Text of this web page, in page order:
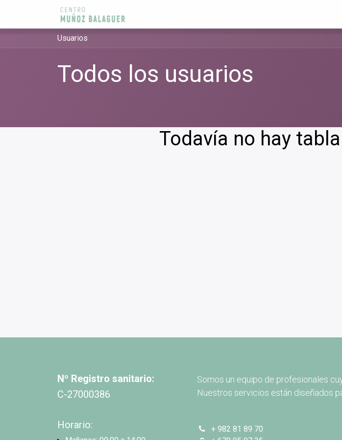
Usuarios
Todos los usuarios
Todavía no hay
Nº Registro sanitario:
C-27000386
Somos un equipo de profesionales
Nuestros servicios están diseñados
Horario:
+ 982 81 89 70